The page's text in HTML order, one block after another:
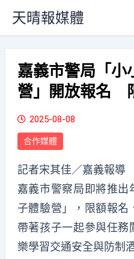
主
天晴報媒體
嘉義市警局「小
營」開放報名
2025-08-08
合作媒體
記者宋其佳／嘉義報導
嘉義市警察局即將推
子體驗營」，限額報名
帶著孩子一起參與任
樂學習交通安全與防制